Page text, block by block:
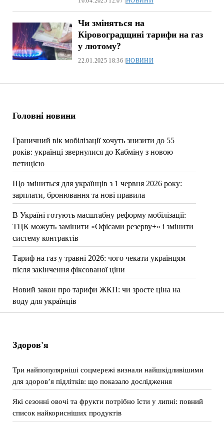
Головні новини
Граничний вік мобілізації хочуть знизити до 55
років: українці звернулися до Кабміну з новою
петицією
Що зміниться для українців з 1 червня 2026 року:
зарплати, бронювання та нові правила
В Україні готують масштабну реформу мобілізації:
ТЦК можуть замінити «Офісами резерву+» і змінити
систему контрактів
Тариф на газ у травні 2026: чого чекати українцям
після закінчення фіксованої ціни
Новий закон про тарифи ЖКП: чи зросте ціна на
воду для українців
Чи зміняться на
Кіровоградщині тарифи на газ
у лютому?
22.01.2025 18:36 | НОВИНИ
Здоров'я
Три найпопулярніші соцмережі визнали найшкідливішими
для здоров’я підлітків: що показало дослідження
Які сезонні овочі та фрукти потрібно їсти у липні: повний
список найкорисніших продуктів